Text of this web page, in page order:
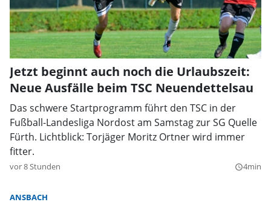
Jetzt beginnt auch noch die Urlaubszeit:
Neue Ausfälle beim TSC Neuendettelsau
Das schwere Startprogramm führt den TSC in der
Fußball-Landesliga Nordost am Samstag zur SG Quelle
Fürth. Lichtblick: Torjäger Moritz Ortner wird immer
fitter.
vor 8 Stunden query_builder4min
ANSBACH